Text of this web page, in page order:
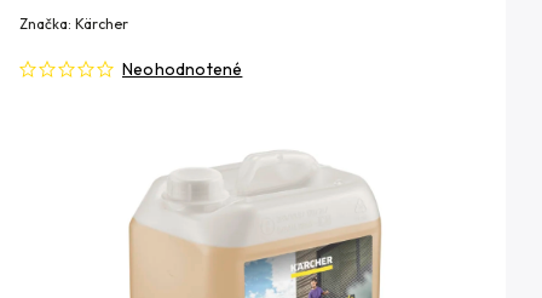
Neohodnotené
Značka: Kärcher